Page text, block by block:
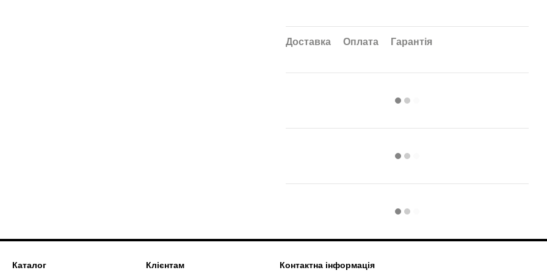
Доставка Оплата Гарантія
Каталог Клієнтам Контактна інформація